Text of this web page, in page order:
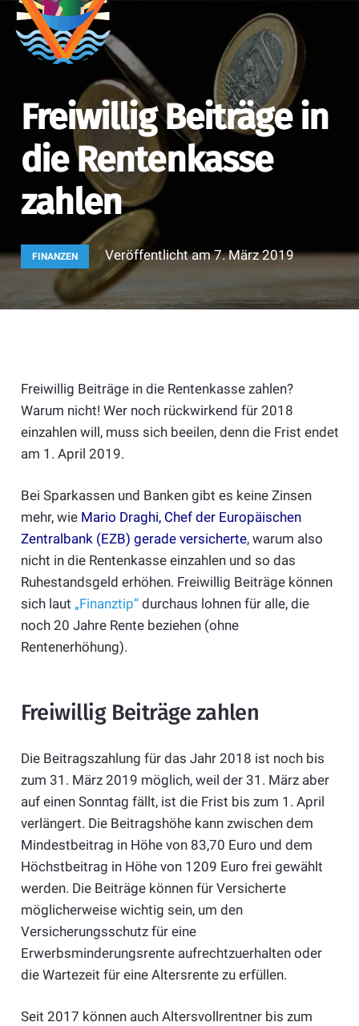
Freiwillig Beiträge in
die Rentenkasse
zahlen
FINANZEN Veröffentlicht am7. März 2019
Freiwillig Beiträge in die Rentenkasse zahlen?
Warum nicht! Wer noch rückwirkend für 2018
einzahlen will, muss sich beeilen, denn die Frist endet
am 1. April 2019.
Bei Sparkassen und Banken gibt es keine Zinsen
mehr, wie Mario Draghi, Chef der Europäischen
Zentralbank (EZB) gerade versicherte, warum also
nicht in die Rentenkasse einzahlen und so das
Ruhestandsgeld erhöhen. Freiwillig Beiträge können
sich laut „Finanztip“durchaus lohnen für alle, die
noch 20 Jahre Rente beziehen (ohne
Rentenerhöhung).
Freiwillig Beiträge zahlen
Die Beitragszahlung für das Jahr 2018 ist noch bis
zum 31. März 2019 möglich, weil der 31. März aber
auf einen Sonntag fällt, ist die Frist bis zum 1. April
verlängert. Die Beitragshöhe kann zwischen dem
Mindestbeitrag in Höhe von 83,70 Euro und dem
Höchstbeitrag in Höhe von 1209 Euro frei gewählt
werden. Die Beiträge können für Versicherte
möglicherweise wichtig sein, um den
Versicherungsschutz für eine
Erwerbsminderungsrente aufrechtzuerhalten oder
die Wartezeit für eine Altersrente zu erfüllen.
Seit 2017 können auch Altersvollrentner bis zum